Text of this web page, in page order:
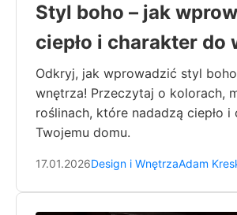
Styl boho – jak
ciepło i charakter do
Odkryj, jak wprowadzić styl
wnętrza! Przeczytaj o kolorach,
roślinach, które nadadzą ciepło i
Twojemu domu.
17.01.2026Design i WnętrzaAdam